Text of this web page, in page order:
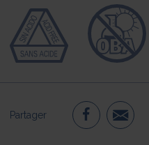
Partager